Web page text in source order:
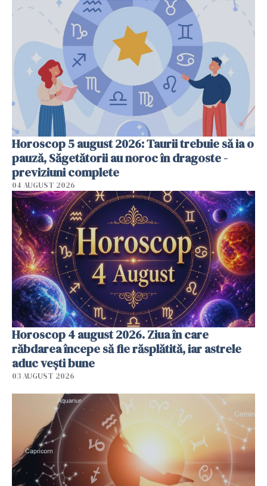
Horoscop 5 august 2026: Taurii trebuie să ia o
pauză, Săgetătorii au noroc în dragoste -
previziuni complete
04 AUGUST 2026
Horoscop 4 august 2026. Ziua în care
răbdarea începe să fie răsplătită, iar astrele
aduc vești bune
03 AUGUST 2026